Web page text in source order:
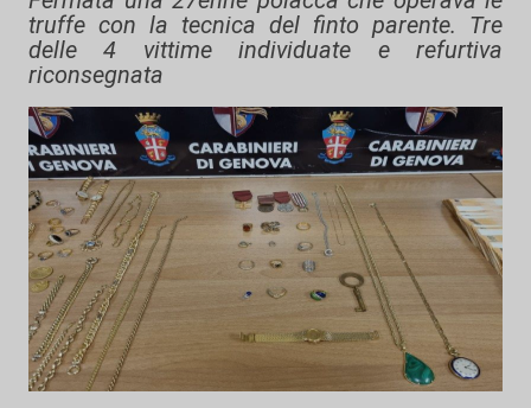
truffe con la tecnica del finto parente. Tre
delle 4 vittime individuate e refurtiva
riconsegnata